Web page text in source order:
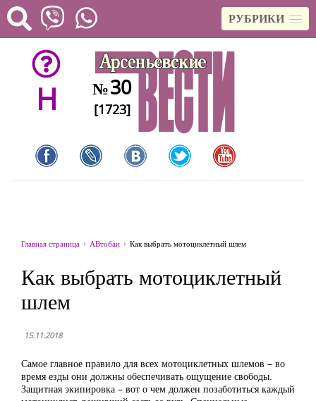
РУБРИКИ
H №30
[1723]
Главная страница АВтобан Как выбрать мотоциклетный шлем
Как выбрать мотоциклетный
шлем
15.11.2018
Самое главное правило для всех мотоциклетных шлемов – во
время езды они должны обеспечивать ощущение свободы.
Защитная экипировка – вот о чем должен позаботиться каждый